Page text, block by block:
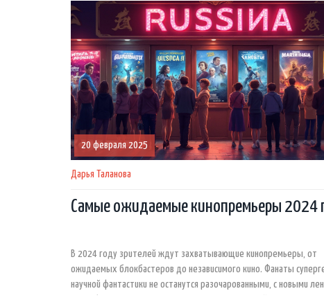
20 февраля 2025
Дарья Таланова
Самые ожидаемые кинопремьеры 2024
В 2024 году зрителей ждут захватывающие кинопремьеры, от
ожидаемых блокбастеров до независимого кино. Фанаты
научной фантастики не останутся разочарованными, с новыми